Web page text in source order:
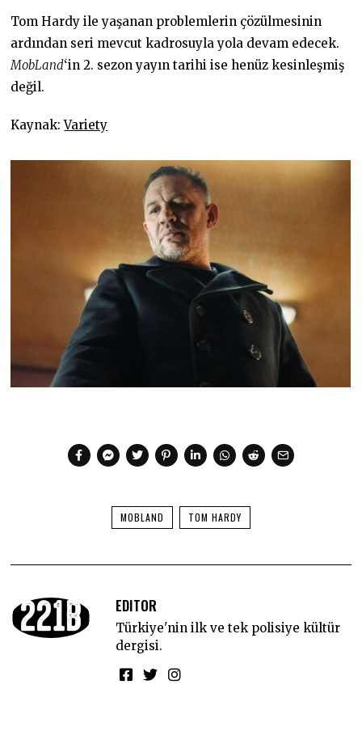
Tom Hardy ile yaşanan problemlerin çözülmesinin
ardından seri mevcut kadrosuyla yola devam edecek.
MobLand‘in 2. sezon yayın tarihi ise henüz kesinleşmiş
değil.
Kaynak:Variety
MOBLAND TOM HARDY
EDITOR
Türkiye'nin ilk ve tek polisiye kültür
dergisi.